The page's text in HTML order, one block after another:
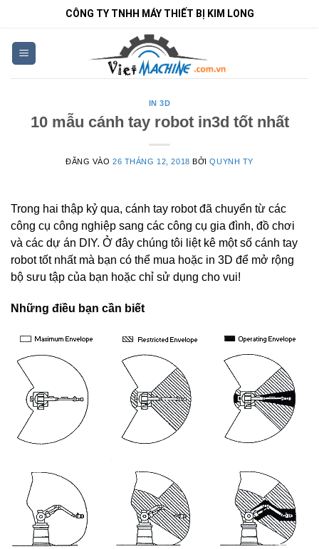
nội
dung
CÔNG TY TNHH MÁY THIẾT BỊ KIM LONG
IN 3D
10 mẫu cánh tay robot in3d tốt nhất
ĐĂNG VÀO26 THÁNG 12, 2018 BỞIQUYNH TY
Trong hai thập kỷ qua, cánh tay robot đã chuyển từ các
công cụ công nghiệp sang các công cụ gia đình, đồ chơi
và các dự án DIY. Ở đây chúng tôi liệt kê một số cánh tay
robot tốt nhất mà bạn có thể mua hoặc in 3D để mở rộng
bộ sưu tập của bạn hoặc chỉ sử dụng cho vui!
Những điều bạn cần biết